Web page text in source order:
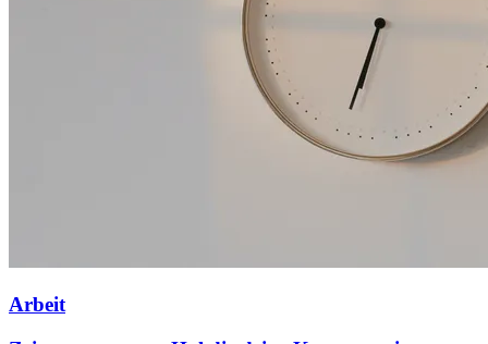
Arbeit